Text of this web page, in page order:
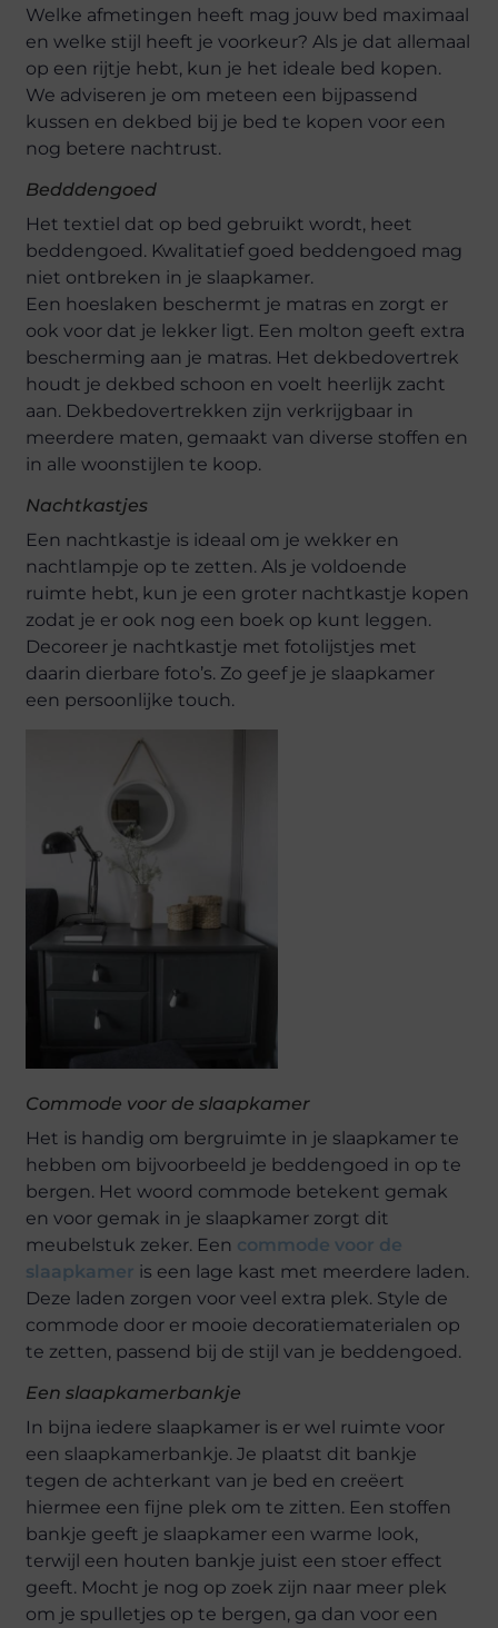
Welke afmetingen heeft mag jouw bed maximaal
en welke stijl heeft je voorkeur? Als je dat allemaal
op een rijtje hebt, kun je het ideale bed kopen.
We adviseren je om meteen een bijpassend
kussen en dekbed bij je bed te kopen voor een
nog betere nachtrust.
Bedddengoed
Het textiel dat op bed gebruikt wordt, heet
beddengoed. Kwalitatief goed beddengoed mag
niet ontbreken in je slaapkamer.
Een hoeslaken beschermt je matras en zorgt er
ook voor dat je lekker ligt. Een molton geeft extra
bescherming aan je matras. Het dekbedovertrek
houdt je dekbed schoon en voelt heerlijk zacht
aan. Dekbedovertrekken zijn verkrijgbaar in
meerdere maten, gemaakt van diverse stoffen en
in alle woonstijlen te koop.
Nachtkastjes
Een nachtkastje is ideaal om je wekker en
nachtlampje op te zetten. Als je voldoende
ruimte hebt, kun je een groter nachtkastje kopen
zodat je er ook nog een boek op kunt leggen.
Decoreer je nachtkastje met fotolijstjes met
daarin dierbare foto’s. Zo geef je je slaapkamer
een persoonlijke touch.
Commode voor de slaapkamer
Het is handig om bergruimte in je slaapkamer te
hebben om bijvoorbeeld je beddengoed in op te
bergen. Het woord commode betekent gemak
en voor gemak in je slaapkamer zorgt dit
meubelstuk zeker. Een commode voor de
slaapkamer is een lage kast met meerdere laden.
Deze laden zorgen voor veel extra plek. Style de
commode door er mooie decoratiematerialen op
te zetten, passend bij de stijl van je beddengoed.
Een slaapkamerbankje
In bijna iedere slaapkamer is er wel ruimte voor
een slaapkamerbankje. Je plaatst dit bankje
tegen de achterkant van je bed en creëert
hiermee een fijne plek om te zitten. Een stoffen
bankje geeft je slaapkamer een warme look,
terwijl een houten bankje juist een stoer effect
geeft. Mocht je nog op zoek zijn naar meer plek
om je spulletjes op te bergen, ga dan voor een